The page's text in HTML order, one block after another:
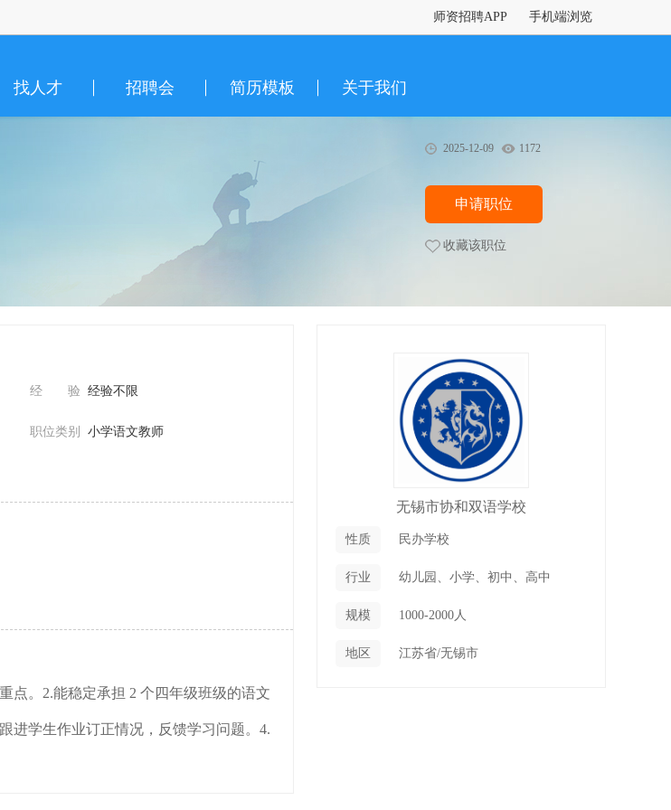
师资招聘APP 手机端浏览
找人才 招聘会 简历模板 关于我们
2025-12-09 1172
申请职位
收藏该职位
经 验 经验不限
职位类别 小学语文教师
点。2.能稳定承担 2 个四年级班级的语文
进学生作业订正情况，反馈学习问题。4.
无锡市协和双语学校
性质 民办学校
行业 幼儿园、小学、初中、高中
规模 1000-2000人
地区 江苏省/无锡市